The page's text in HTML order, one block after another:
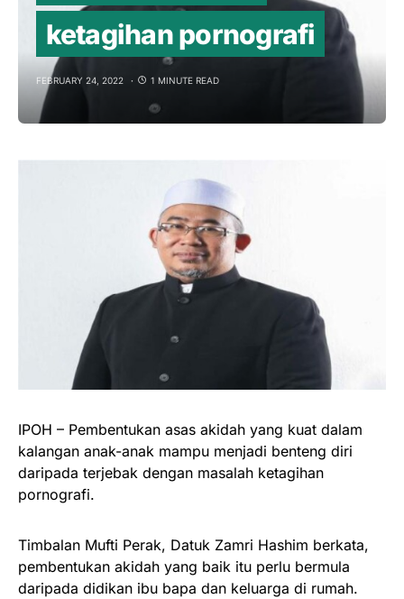
ketagihan pornografi
FEBRUARY 24, 2022 1 MINUTE READ
IPOH – Pembentukan asas akidah yang kuat dalam
kalangan anak-anak mampu menjadi benteng diri
daripada terjebak dengan masalah ketagihan
pornografi.
Timbalan Mufti Perak, Datuk Zamri Hashim berkata,
pembentukan akidah yang baik itu perlu bermula
daripada didikan ibu bapa dan keluarga di rumah.